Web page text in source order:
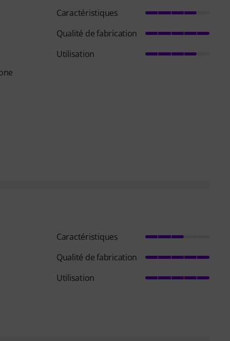
Caractéristiques
Qualité de fabrication
Utilisation
Caractéristiques
Qualité de fabrication
Utilisation